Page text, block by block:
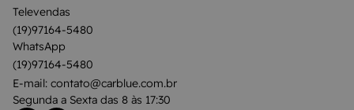
Televendas
(19)97164-5480
WhatsApp
(19)97164-5480
E-mail: contato@carblue.com.br
Segunda a Sexta das 8 às 17:30